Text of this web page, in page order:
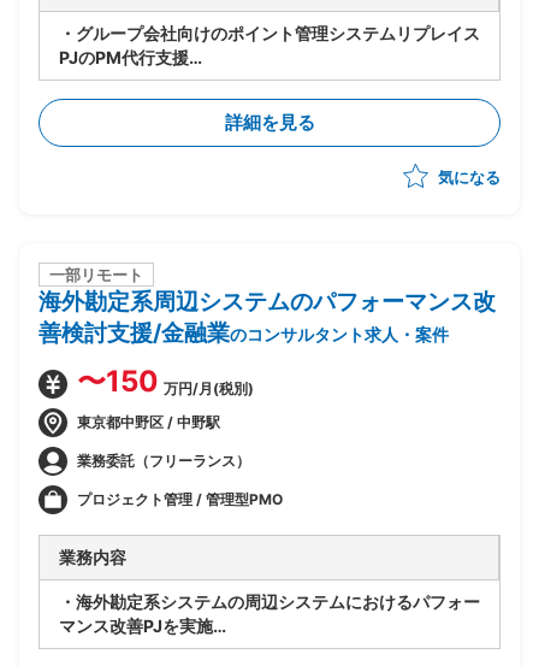
・グループ会社向けのポイント管理システムリプレイス
PJのPM代行支援
・製品選定から導入までを実施
・現行システムの課題分析、業務要件整理、要件定義
・RFP作成、ベンダー選定および管理
・PJ計画策定、進捗・リスク管理、品質管理
・システム設計、開発、テスト計画・実施、データ移
詳細を見る
気になる
一部リモート
海外勘定系周辺システムのパフォーマンス改
善検討支援/金融業のコンサルタント求人・案件
〜150 万円/月(税別)
東京都中野区 / 中野駅
業務委託（フリーランス）
プロジェクト管理 / 管理型PMO
業務内容
・海外勘定系システムの周辺システムにおけるパフォー
マンス改善PJを実施
・今期(基礎検討フェーズ)における、現存データを保持